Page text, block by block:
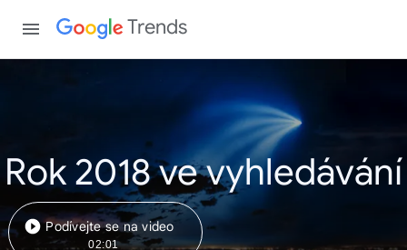
Trends
Rok 2018 ve vyhledávání
Podívejte se na video
02:01